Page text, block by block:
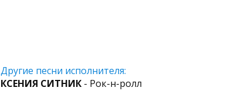
Другие песни исполнителя:
КСЕНИЯ СИТНИК- Рок-н-ролл